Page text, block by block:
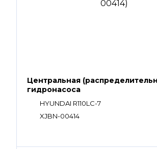
Центральная
гидронасоса
HYUNDAI R110LC-7
XJBN-00414